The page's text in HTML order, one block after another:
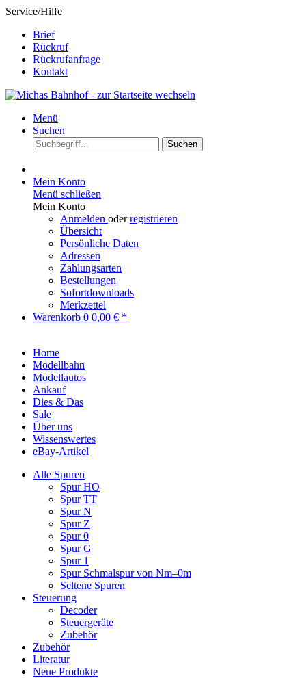
Service/Hilfe
Brief
Rückruf
Rückrufanfrage
Kontakt
Menü
Suchen
Suchen
Mein Konto
Menü schließen
Mein Konto
Anmelden oderregistrieren
Übersicht
Persönliche Daten
Adressen
Zahlungsarten
Bestellungen
Sofortdownloads
Merkzettel
Warenkorb 0 0,00 € *
Home
Modellbahn
Modellautos
Ankauf
Dies & Das
Sale
Über uns
Wissenswertes
eBay-Artikel
Alle Spuren
Spur HO
Spur TT
Spur N
Spur Z
Spur 0
Spur G
Spur 1
Spur Schmalspur von Nm–0m
Seltene Spuren
Steuerung
Decoder
Steuergeräte
Zubehör
Zubehör
Literatur
Neue Produkte